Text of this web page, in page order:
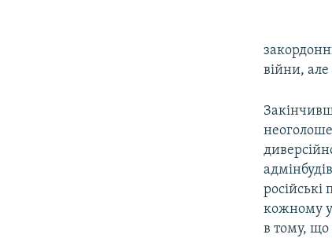
війни,
російські
кожному
в тому, що